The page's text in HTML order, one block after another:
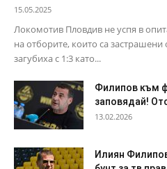
15.05.2025
Локомотив Пловдив не успя в
на отборите, които са
загубиха с 1:3 като...
Филипов към
заповядай!
13.02.2026
Илиян